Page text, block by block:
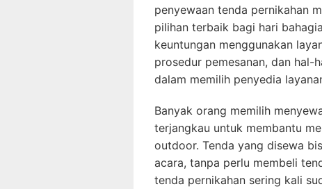
penyewaan tenda pernikahan
pilihan terbaik bagi hari
keuntungan menggunakan
prosedur pemesanan, dan
dalam memilih penyedia
Banyak orang memilih
terjangkau untuk membantu
outdoor. Tenda yang disewa
acara, tanpa perlu membeli
tenda pernikahan sering kali